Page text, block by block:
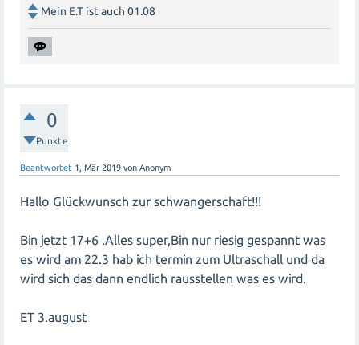
Mein E.T ist auch 01.08
0
Punkte
Beantwortet 1, Mär 2019 von Anonym
Hallo Glückwunsch zur schwangerschaft!!!
Bin jetzt 17+6 .Alles super,Bin nur riesig gespannt was
es wird am 22.3 hab ich termin zum Ultraschall und da
wird sich das dann endlich rausstellen was es wird.
ET 3.august